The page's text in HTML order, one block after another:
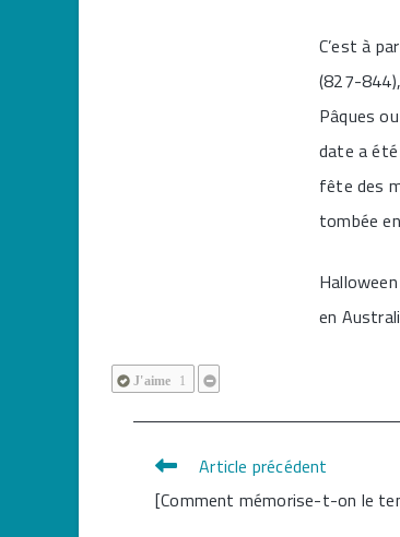
C’est à
(827-
Pâques
date a
fête des
tombée
en
J'aime 1
Read
more
Article précédent
[Comment mémorise-t-on le